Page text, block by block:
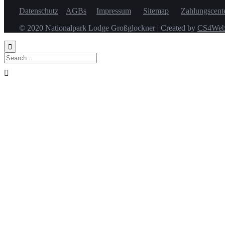
Datenschutz AGBs Impressum Sitemap
© 2020 Nationalpark Lodge Großglockner | Created by

